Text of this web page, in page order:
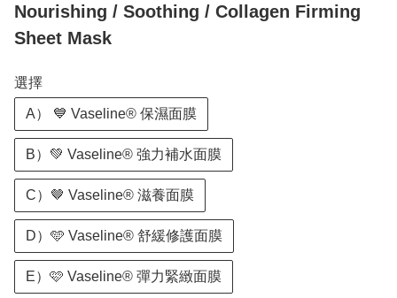
Nourishing / Soothing / Collagen Firming
Sheet Mask
選擇
A） 💙 Vaseline® 保濕面膜
B）💚 Vaseline® 強力補水面膜
C）🤎 Vaseline® 滋養面膜
D）🩵 Vaseline® 舒緩修護面膜
E）🩷 Vaseline® 彈力緊緻面膜